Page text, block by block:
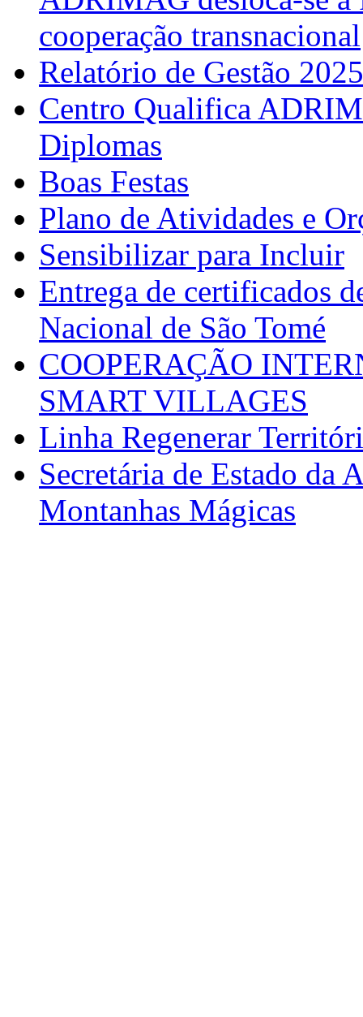
cooperação transnacional
Relatório de Gestão 2025
Centro Qualifica
Diplomas
Boas Festas
Plano de Atividades e
Sensibilizar para Incluir
Entrega de certificados
Nacional de São Tomé
COOPERAÇÃO
SMART VILLAGES
Linha Regenerar
Secretária de Estado da
Montanhas Mágicas